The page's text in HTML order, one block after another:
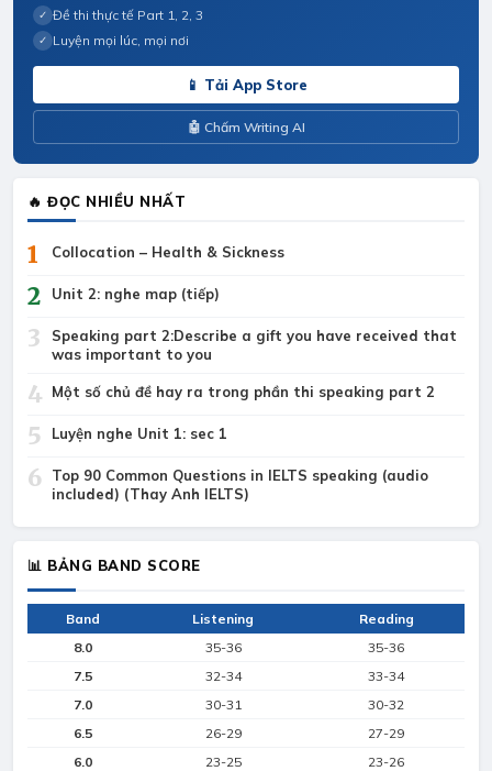
✓ Đề thi thực tế Part 1, 2, 3
✓ Luyện mọi lúc, mọi nơi
📱 Tải App Store
🤖 Chấm Writing AI
🔥 ĐỌC NHIỀU NHẤT
1 Collocation – Health & Sickness
2 Unit 2: nghe map (tiếp)
3
Speaking part 2:Describe a gift you have received that
was important to you
4 Một số chủ đề hay ra trong phần thi speaking part 2
5 Luyện nghe Unit 1: sec 1
6
Top 90 Common Questions in IELTS speaking (audio
included) (Thay Anh IELTS)
📊 BẢNG BAND SCORE
Band Listening
Reading
8.0
35-36
35-36
7.5
32-34
33-34
7.0
30-31
30-32
6.5
26-29
27-29
6.0
23-25
23-26